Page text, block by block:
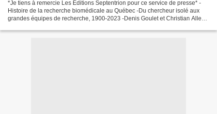
*Je tiens à remercie Les Éditions Septentrion pour ce service de presse* -
Histoire de la recherche biomédicale au Québec -Du chercheur isolé aux
grandes équipes de recherche, 1900-2023 -Denis Goulet et Christian Allen